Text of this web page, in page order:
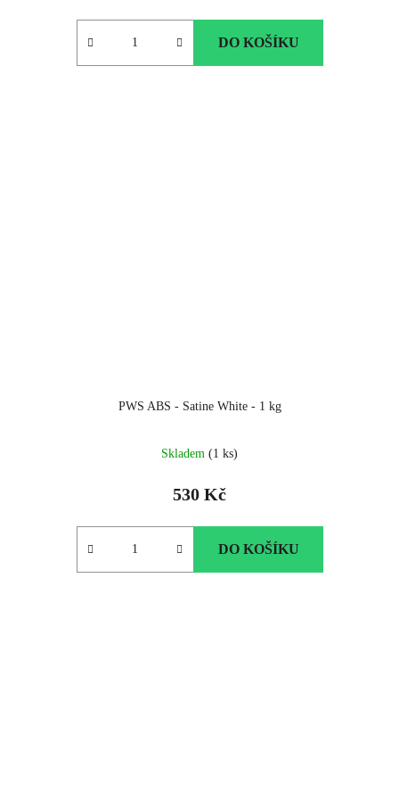
DO KOŠÍKU
PWS ABS - Satine White - 1 kg
Skladem (1 ks)
530 Kč
DO KOŠÍKU